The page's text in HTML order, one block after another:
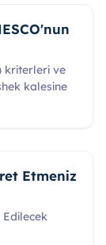
kriterleri ve
kalesine
Etmeniz
Edilecek